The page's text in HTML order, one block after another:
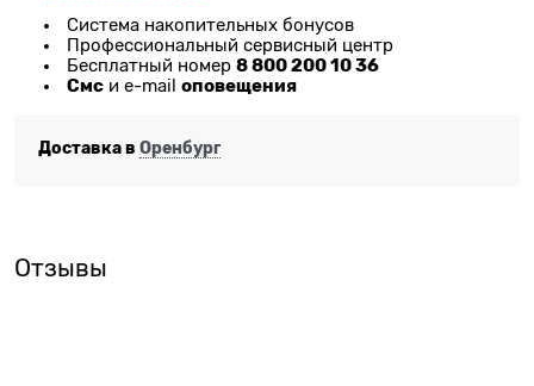
Система накопительных бонусов
Профессиональный сервисный центр
Бесплатный номер 8 800 200 10 36
Смс и e-mail оповещения
Доставка в Оренбург
Отзывы